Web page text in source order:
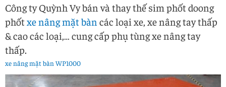
Công ty Quỳnh Vy bán và thay thế sim phốt doong
phốtxe nâng mặt bàn các loại xe, xe nâng tay thấp
& cao các loại,… cung cấp phụ tùng xe nâng tay
thấp.
xe nâng mặt bàn WP1000